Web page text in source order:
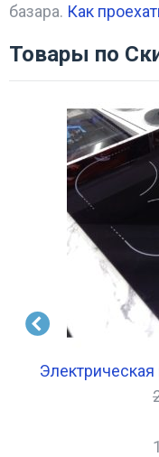
базара. Как
Товары по